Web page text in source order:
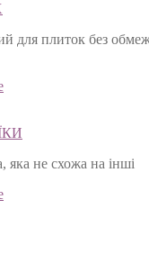
для плиток без
яка не схожа на інші